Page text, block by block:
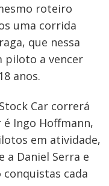
roteiro
uma corrida
que nessa
piloto a vencer
anos.
Car correrá
Ingo Hoffmann,
em atividade,
a Daniel Serra e
cada